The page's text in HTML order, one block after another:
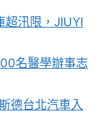
超汛限，JIUYI
名醫學辦事志
德台北汽車入